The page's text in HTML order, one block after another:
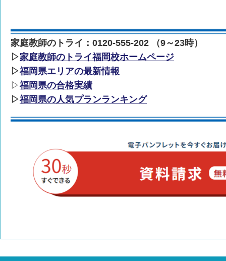
家庭教師のトライ：0120-555-202 （9～23時）
▷家庭教師のトライ福岡校ホームページ
▷福岡県エリアの最新情報
▷福岡県の合格実績
▷福岡県の人気プランランキング